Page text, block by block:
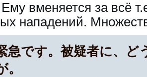
вменяется за всё
нападений.
急です。被疑者に、ど
。